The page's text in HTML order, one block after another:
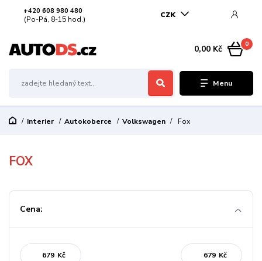
Menu
CZK
+420 608 980 480
(Po-Pá, 8-15 hod.)
0
0,00 Kč
Interier Autokoberce Volkswagen Fox
FOX
Cena:
Kč Kč